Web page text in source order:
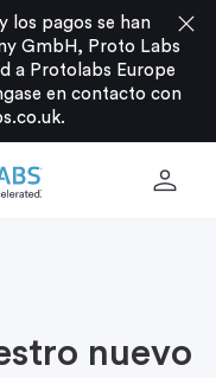
los pagos se han
GmbH, Proto Labs
a Protolabs Europe
en contacto con
.
close
person
nuevo